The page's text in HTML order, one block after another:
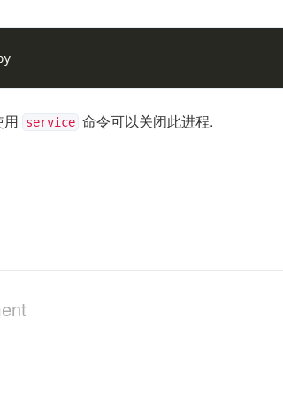
用 service 命令可以关闭此进程.